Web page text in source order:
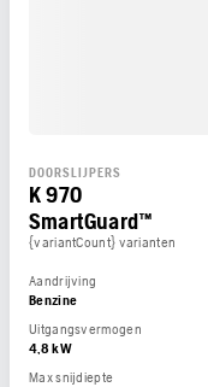
DOORSLIJPERS
K 970
SmartGuard™
{variantCount} varianten
Aandrijving
Benzine
Uitgangsvermogen
4,8 kW
Max snijdiepte